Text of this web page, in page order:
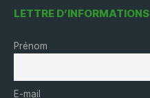
LETTRE D’INFORMATIONS
Prénom
E-mail